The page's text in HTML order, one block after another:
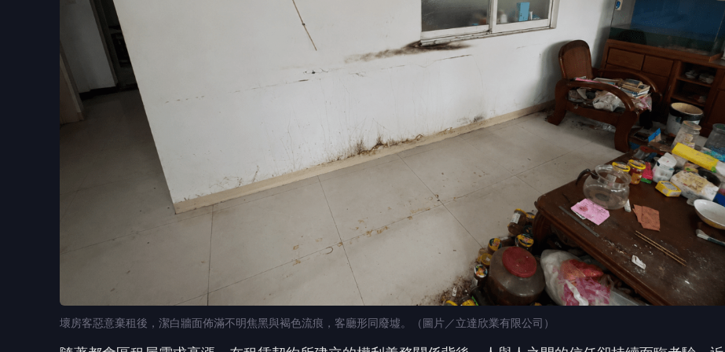
壞房客惡意棄租後，潔白牆面佈滿不明焦黑與褐色流痕，客廳形同廢墟。（圖片／立達欣業有限公司）
隨著都會區租屋需求高漲，在租賃契約所建立的權利義務關係背後，人與人之間的信任卻持續面臨考驗。近
日，桃園發生了一起惡意棄租事件。一名房客在無預警狀況下連同家屬人間蒸發，留給年邁房東的竟是一整
間充斥著髒污、廢棄家具及不明液體痕跡的「垃圾屋」。這不僅反映該房客不負責任的一面，更折射出當前
台灣租屋體制下，房東面對惡意侵權時的集體焦慮。
消失的房客，與被反鎖在門後的「家」
家住桃園的張太太（化名）今年已年逾六旬，這棟位於老舊公寓的物件，是她夫妻倆辛苦半輩子攢下的養老
資產。當初透過親友介紹，將房子租給了一家兩口。在張太太眼中，這對年輕夫婦平日言談客氣，雖然偶爾
遲交房租但總會補上，因此基於信任，張太太從未過度干涉對方的生活，更免去了定期巡視。